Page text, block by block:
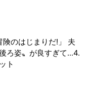
険のはじまりだ!」 夫
ろ姿〟が良すぎて...4.
ト